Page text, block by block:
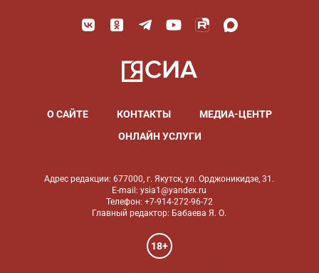
О САЙТЕ КОНТАКТЫ
МЕДИА-ЦЕНТР
ОНЛАЙН УСЛУГИ
Адрес редакции: 677000, г. Якутск, ул. Орджоникидзе, 31.
E-mail: ysia1@yandex.ru
Телефон: +7-914-272-96-72
Главный редактор: Бабаева Я. О.
18+